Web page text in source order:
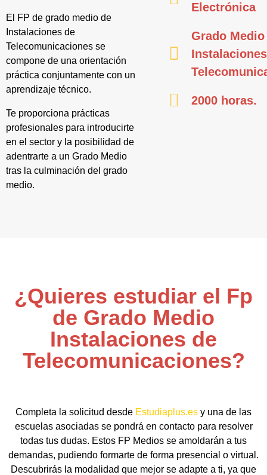
El FP de grado medio de
Instalaciones de
Telecomunicaciones se
compone de una orientación
práctica conjuntamente con un
aprendizaje técnico.
Te proporciona prácticas
profesionales para introducirte
en el sector y la posibilidad de
adentrarte a un Grado Medio
tras la culminación del grado
medio.
Electrónica
Grado Medio
2000 horas.
¿Quieres estudiar el Fp
de Grado Medio
Instalaciones de
Telecomunicaciones?
Completa la solicitud desde Estudiaplus.es y una de las
escuelas asociadas se pondrá en contacto para resolver
todas tus dudas. Estos FP Medios se amoldarán a tus
demandas, pudiendo formarte de forma presencial o virtual.
Descubrirás la modalidad que mejor se adapte a ti, ya que